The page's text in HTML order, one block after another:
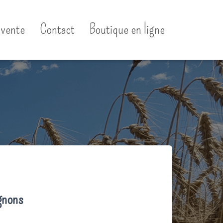
Contact Boutique en ligne